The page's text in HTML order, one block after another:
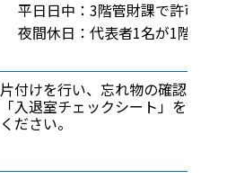
平日日中：3階管財課で許可証
夜間休日：代表者1名が1階宿
片付けを行い、忘れ物の確認をし
「入退室チェックシート」を記
ください。